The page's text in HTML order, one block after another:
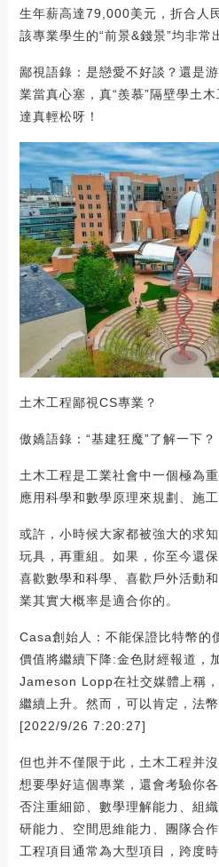
生年薪高達79,000美元，折合人
該專業學生的“前景&錢景”均非常
鄙視語錄：是戀愛不好談？還是
業當真心塞，真“羨慕”隔壁學土
達真輕松呀！
土木工程鄙視CS專業？
傲嬌語錄：“基建狂魔”了解一下？
土木工程是工業社會中一個極為
應用科學和數學原理來規劃、施
或許，小時候大家都被強大的求
玩具，再重組。如果，你至今還
喜歡數學和科學、喜歡戶外活動
業其實大概率是適合你的。
Casa創始人：不能保證比特幣的
價值將繼續下降:金色財經報道，
Jameson Lopp在社交媒體上稱
繼續上升。然而，可以肯定，法
[2022/9/26 7:20:27]
但也并不僅限于此，土木工程并
想要學好這個專業，還會考驗你
否注重細節、數學理解能力、組
研能力、空間思維能力、團隊合
工程項目通常為大型項目，跨度